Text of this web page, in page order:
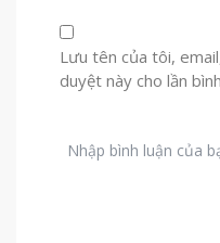
Lưu tên của tôi,
duyệt này cho lần